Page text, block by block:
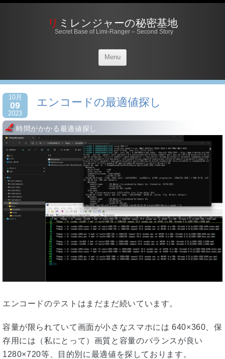
リミレンジャーの秘密基地
Secret Base of Limi-Ranger – Second Story
Menu
10月
09
2023
エンコードの最適値探し
時間がかかる最適値探し
エンコードのテストはまだまだ続いています。
容量が限られていて画面が小さなスマホには 640×360、保
存用には（私にとって）画質と容量のバランスが良い
1280×720等、目的別に最適値を探しております。